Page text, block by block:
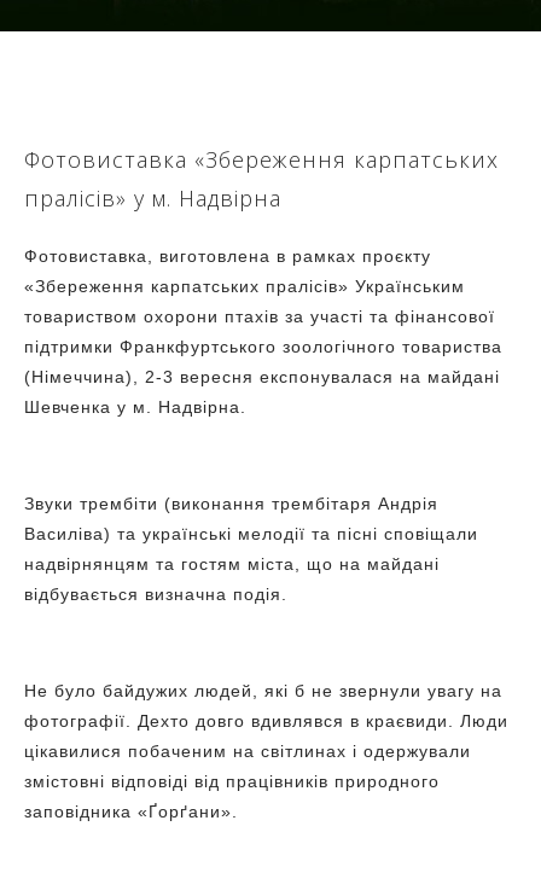
Фотовиставка «Збереження карпатських
пралісів» у м. Надвірна
Фотовиставка, виготовлена в рамках проєкту
«Збереження карпатських пралісів» Українським
товариством охорони птахів за участі та фінансової
підтримки Франкфуртського зоологічного товариства
(Німеччина), 2-3 вересня експонувалася на майдані
Шевченка у м. Надвірна.
Звуки трембіти (виконання трембітаря Андрія
Василіва) та українські мелодії та пісні сповіщали
надвірнянцям та гостям міста, що на майдані
відбувається визначна подія.
Не було байдужих людей, які б не звернули увагу на
фотографії. Дехто довго вдивлявся в краєвиди. Люди
цікавилися побаченим на світлинах і одержували
змістовні відповіді від працівників природного
заповідника «Ґорґани».